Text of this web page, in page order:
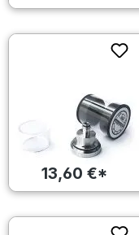
13,60 €*